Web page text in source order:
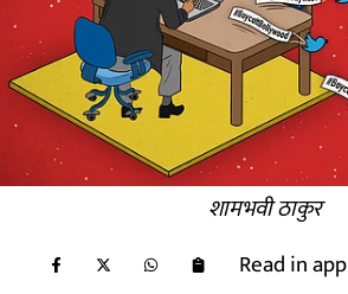
शामभवी ठाकुर
Read in app